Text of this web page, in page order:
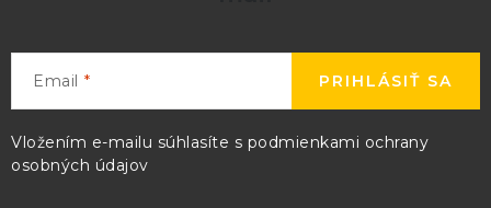
Email
Vložením e-mailu súhlasíte s podmienkami ochrany
osobných údajov
PRIHLÁSIŤ SA